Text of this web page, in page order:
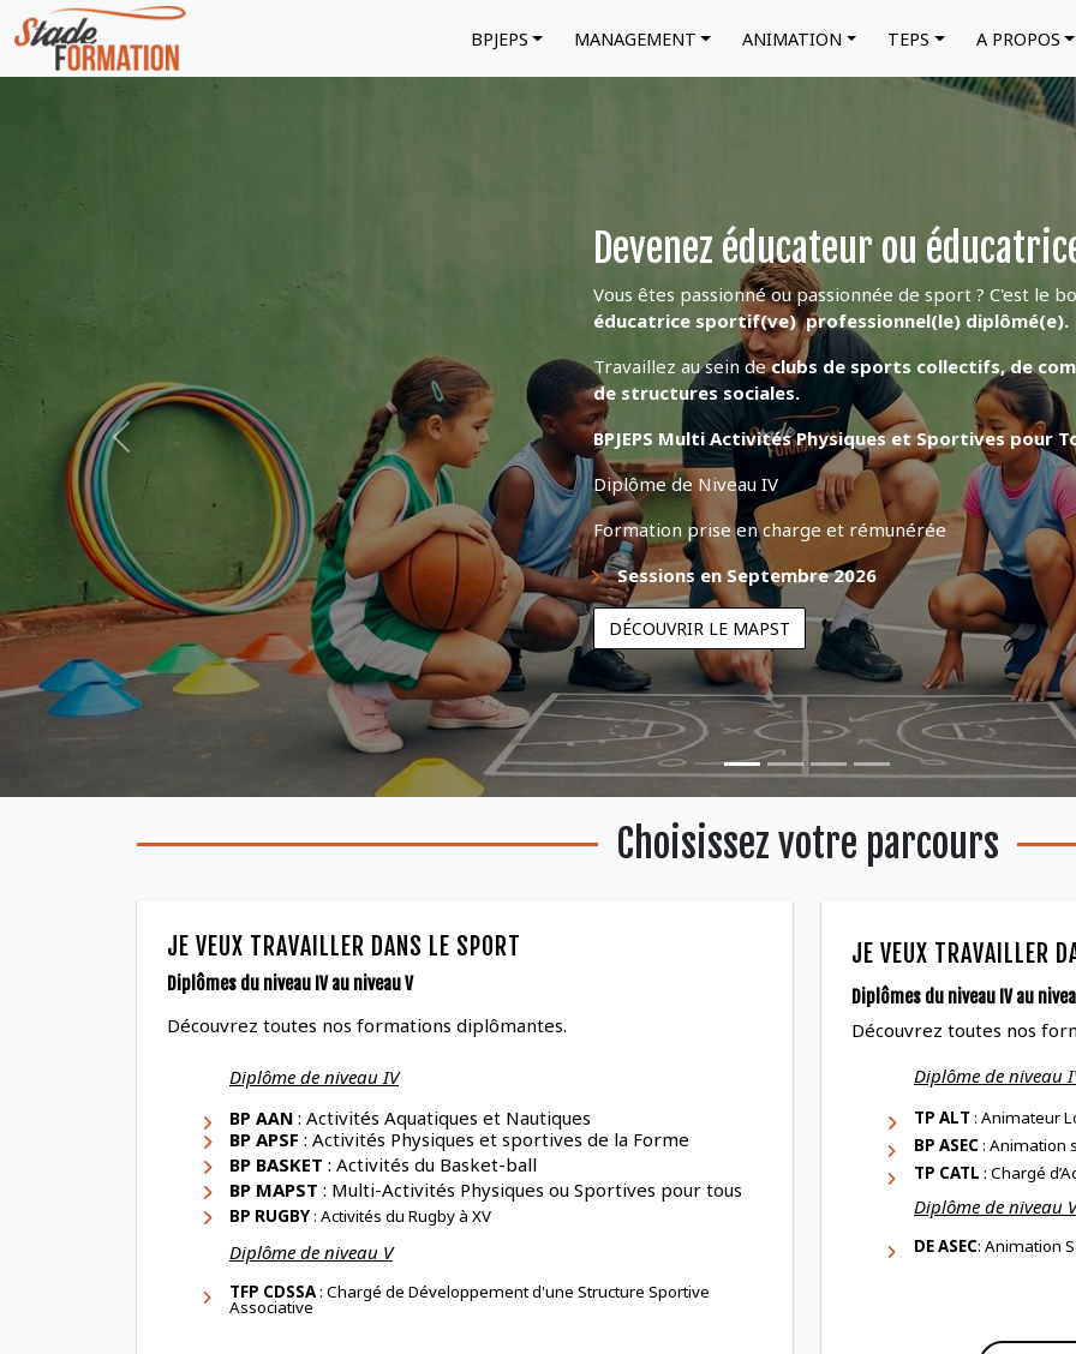
BPJEPS MANAGEMENT ANIMATION TEPS A PROPOS
Devenez éducateur ou
Vous êtes passionné ou passionnée de sport ? C'est le
éducatrice sportif(ve) professionnel(le)
Travaillez au sein declubs de sports collectifs, de
de structures sociales.
BPJEPS Multi Activités Physiques et Sportives pour
Diplôme de Niveau IV
Formation prise en charge et rémunérée
Sessions en Septembre 2026
DÉCOUVRIR LE MAPST
Previous
Choisissez votre parcours
JE VEUX TRAVAILLER DANS LE SPORT
Diplômes du niveau IV au niveau V
Découvrez toutes nos formations diplômantes.
Diplôme de niveau IV
BP AAN : Activités Aquatiques et Nautiques
BP APSF : Activités Physiques et sportives de la Forme
BP BASKET : Activités du Basket-ball
BP MAPST : Multi-Activités Physiques ou Sportives pour tous
BP RUGBY: Activités du Rugby à XV
Diplôme de niveau V
TFP CDSSA: Chargé de Développement d'une Structure Sportive
Associative
JE VEUX TRAVAILLER
Diplômes du niveau IV au
Découvrez toutes nos
Diplôme de niveau
TP ALT : Animateur
BP ASEC: Animation
TP CATL : Chargé
Diplôme de niveau V
DE ASEC: Animation